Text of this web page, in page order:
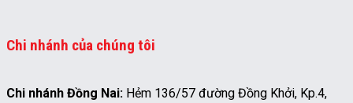
Chi nhánh của chúng tôi
Chi nhánh Đồng Nai: Hẻm 136/57 đường Đồng Khởi, Kp.4,